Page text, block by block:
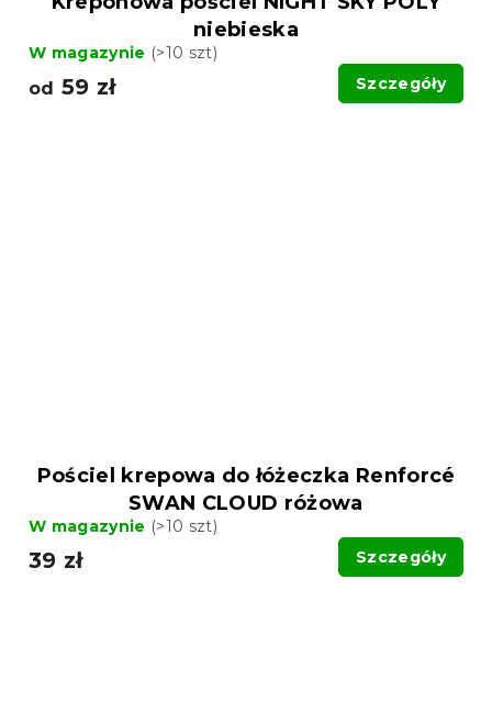
niebieska
W magazynie (>10 szt)
od 59 zł Szczegóły
Pościel krepowa do łóżeczka Renforcé
SWAN CLOUD różowa
W magazynie (>10 szt)
39 zł Szczegóły